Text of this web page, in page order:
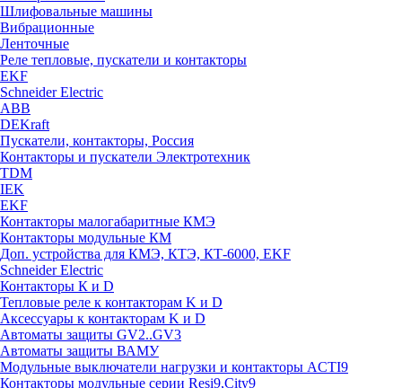
Шлифовальные машины
Вибрационные
Ленточные
Реле тепловые, пускатели и контакторы
EKF
Schneider Electric
ABB
DEKraft
Пускатели, контакторы, Россия
Контакторы и пускатели Электротехник
TDM
IEK
EKF
Контакторы малогабаритные КМЭ
Контакторы модульные КМ
Доп. устройства для КМЭ, КТЭ, КТ-6000, EKF
Schneider Electric
Контакторы К и D
Тепловые реле к контакторам K и D
Аксессуары к контакторам K и D
Автоматы защиты GV2..GV3
Автоматы защиты ВАМУ
Модульные выключатели нагрузки и контакторы ACTI9
Контакторы модульные серии Resi9,City9